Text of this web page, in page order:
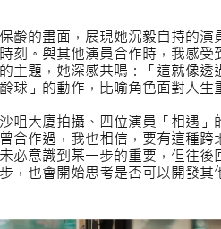
齡的畫面，展現她沉毅自持的
刻。與其他演員合作時，我感
主題，她深感共鳴：「這就像
球」的動作，比喻角色面對人生
咀大廈拍攝、四位演員「相遇
合作過，我也相信，要有這種
必意識到某一步的重要，但往
，也會開始思考是否可以開發